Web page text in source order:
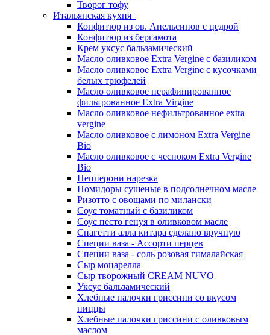
Творог тофу
Итальянская кухня
Конфитюр из ов. Апельсинов с цедрой
Конфитюр из бергамота
Крем уксус бальзамический
Масло оливковое Extra Vergine с базиликом
Масло оливковое Extra Vergine с кусочками
белых трюфелей
Масло оливковое нерафинированное
фильтрованное Extra Virgine
Масло оливковое нефильтрованное extra
vergine
Масло оливковое с лимоном Extra Vergine
Bio
Масло оливковое с чесноком Extra Vergine
Bio
Пепперони нарезка
Помидоры сушеные в подсолнечном масле
Ризотто с овощами по милански
Соус томатный с базиликом
Соус песто генуя в оливковом масле
Спагетти алла китара сделано вручную
Специи ваза - Ассорти перцев
Специи ваза - соль розовая гималайская
Сыр моцарелла
Сыр творожный CREАM NUVO
Уксус бальзамический
Хлебные палочки гриссини со вкусом
пиццы
Хлебные палочки гриссини с оливковым
маслом